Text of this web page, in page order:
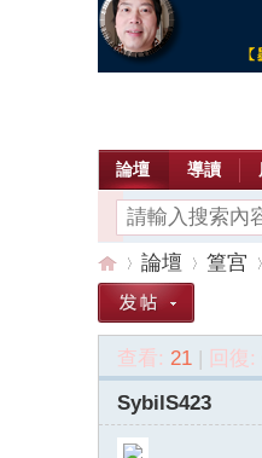
論壇 導讀
»
論壇
›
篁宫
›
查看: 21 | 回復:
SybilS423